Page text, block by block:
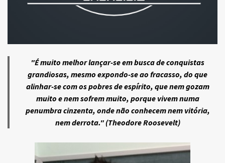
"É muito melhor lançar-se em busca de conquistas
grandiosas, mesmo expondo-se ao fracasso, do que
alinhar-se com os pobres de espírito, que nem gozam
muito e nem sofrem muito, porque vivem numa
penumbra cinzenta, onde não conhecem nem vitória,
nem derrota." (Theodore Roosevelt)